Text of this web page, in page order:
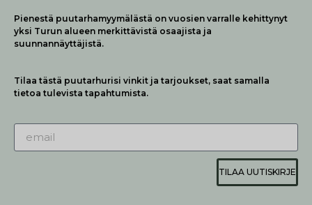
Pienestä puutarhamyymälästä on vuosien varralle kehittynyt
yksi Turun alueen merkittävistä osaajista ja
suunnannäyttäjistä.
Tilaa tästä puutarhurisi vinkit ja tarjoukset, saat samalla
tietoa tulevista tapahtumista.
TILAA UUTISKIRJE